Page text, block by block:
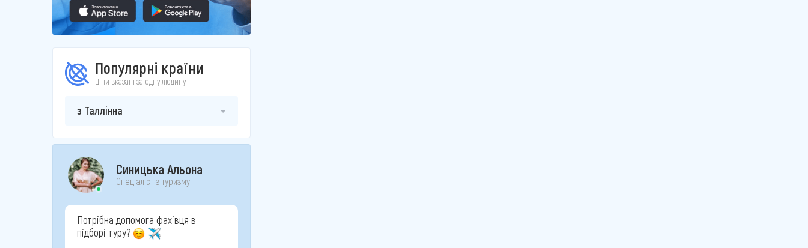
Популярні країни
Ціни вказані за одну людину
з Таллінна
Синицька Альона
Спеціаліст з туризму
Потрібна допомога фахівця в
підборі туру?